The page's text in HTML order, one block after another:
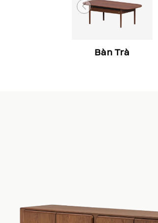
Bàn Trà